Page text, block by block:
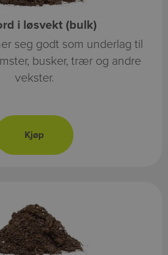
i løsvekt (bulk)
seg godt som underlag til
busker, trær og andre
vekster.